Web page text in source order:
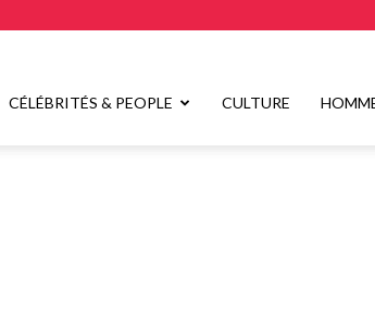
CÉLÉBRITÉS & PEOPLE CULTURE